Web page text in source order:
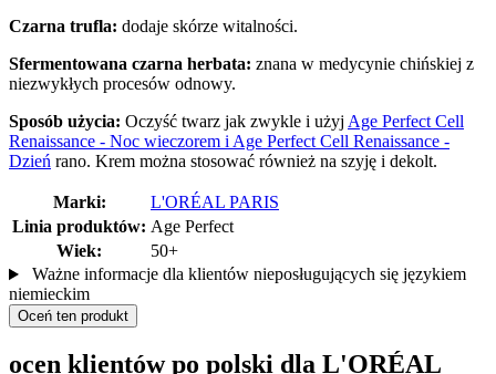
Czarna trufla: dodaje skórze witalności.
Sfermentowana czarna herbata: znana w medycynie chińskiej z
niezwykłych procesów odnowy.
Sposób użycia: Oczyść twarz jak zwykle i użyj Age Perfect Cell
Renaissance - Noc wieczorem i Age Perfect Cell Renaissance -
Dzień rano. Krem można stosować również na szyję i dekolt.
Marki:
L'ORÉAL PARIS
Linia produktów: Age Perfect
Wiek:
50+
Ważne informacje dla klientów nieposługujących się językiem
niemieckim
Oceń ten produkt
ocen klientów po polski dla L'ORÉAL